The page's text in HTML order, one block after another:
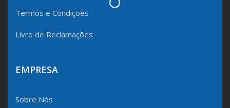
Termos e Condições
Livro de Reclamações
EMPRESA
Sobre Nós